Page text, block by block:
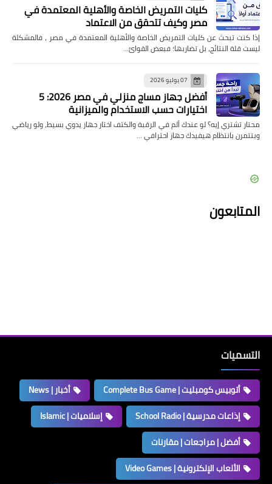
كليات التمريض الخاصة والأهلية المعتمدة في
مصر وكيف تتحقق من الاعتماد
إذا كنت تبحث عن كليات التمريض الخاصة والأهلية المعتمدة في مصر ، فالمشكلة
ليست قلة النتائج، بل تضاربها؛ فبعض القوائ…
07 يوليو 2026
أفضل جهاز مساج منزلي في مصر 2026: 5
اختيارات حسب الاستخدام والميزانية
محتار تشتري إيه؟ لو عندك ألم في الرقبة والكتف اختار جهاز يدوي بسيط، ولو رياضي
وبتتمرن بانتظام هيفيدك جهاز احترافي …
المتابعون
التسميات
أتوبيس كومبليت | Complete Bus Game
أخبار | News
إذاعات مدرسية | School Radio
إسلاميات | Islamic
أفضل | مراجعات | مقارنات
الألعاب الإلكترونية | Video Games